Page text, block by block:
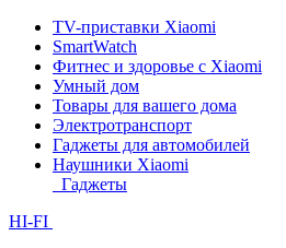
TV-приставки Xiaomi
SmartWatch
Фитнес и здоровье с Xiaomi
Умный дом
Товары для вашего дома
Электротранспорт
Гаджеты для автомобилей
Наушники Xiaomi
Гаджеты
HI-FI